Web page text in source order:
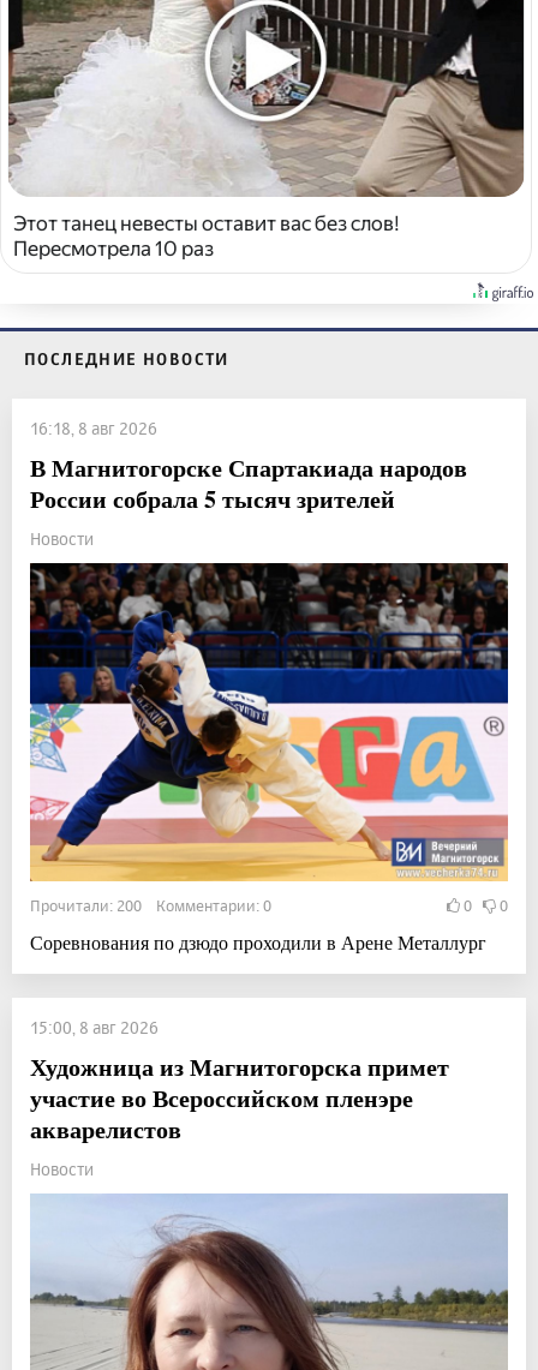
Этот танец невесты оставит вас без слов!
Пересмотрела 10 раз
ПОСЛЕДНИЕ НОВОСТИ
16:18, 8 авг 2026
В Магнитогорске Спартакиада народов
России собрала 5 тысяч зрителей
Новости
Прочитали: 200 Комментарии: 0 0 0
Соревнования по дзюдо проходили в Арене Металлург
15:00, 8 авг 2026
Художница из Магнитогорска примет
участие во Всероссийском пленэре
акварелистов
Новости